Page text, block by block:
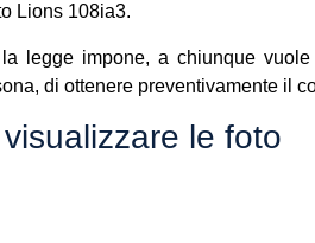
Lions 108ia3.
legge impone, a chiunque
di ottenere preventivamente il
le foto